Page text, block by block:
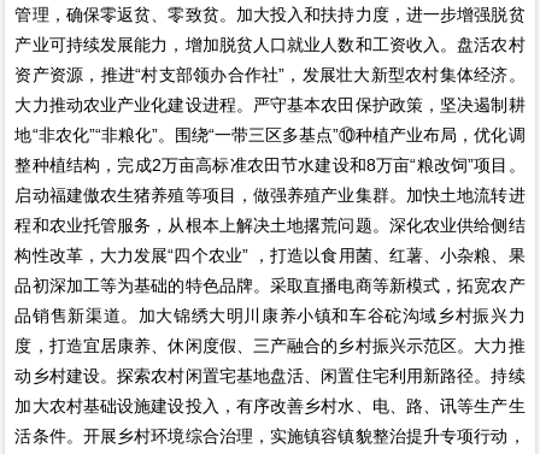
管理，确保零返贫、零致贫。加大投入和扶持力度，进一步增强脱贫
产业可持续发展能力，增加脱贫人口就业人数和工资收入。盘活农村
资产资源，推进“村支部领办合作社”，发展壮大新型农村集体经济。
大力推动农业产业化建设进程。严守基本农田保护政策，坚决遏制耕
地“非农化”“非粮化”。围绕“一带三区多基点”⑩种植产业布局，优化调
整种植结构，完成2万亩高标准农田节水建设和8万亩“粮改饲”项目。
启动福建傲农生猪养殖等项目，做强养殖产业集群。加快土地流转进
程和农业托管服务，从根本上解决土地撂荒问题。深化农业供给侧结
构性改革，大力发展“四个农业” ，打造以食用菌、红薯、小杂粮、果
品初深加工等为基础的特色品牌。采取直播电商等新模式，拓宽农产
品销售新渠道。加大锦绣大明川康养小镇和车谷砣沟域乡村振兴力
度，打造宜居康养、休闲度假、三产融合的乡村振兴示范区。大力推
动乡村建设。探索农村闲置宅基地盘活、闲置住宅利用新路径。持续
加大农村基础设施建设投入，有序改善乡村水、电、路、讯等生产生
活条件。开展乡村环境综合治理，实施镇容镇貌整治提升专项行动，